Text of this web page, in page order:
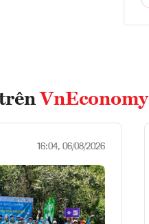
VnEconomy
16:04, 06/08/2026